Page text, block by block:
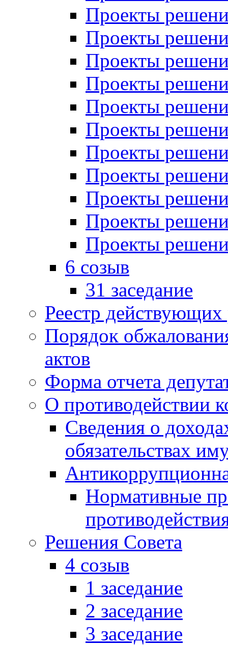
Проекты
Проекты
Проекты
Проекты
Проекты
Проекты
Проекты
Проекты
Проекты
Проекты
Проекты
6 созыв
31 заседание
Реестр
Порядок
актов
Форма отчета
О противодействии
Сведения о
обязательствах
Нормативные
Решения Совета
4 созыв
1 заседание
2 заседание
3 заседание